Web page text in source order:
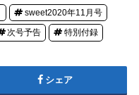
sweet2020年11月号
次号予告 特別付録
シェア